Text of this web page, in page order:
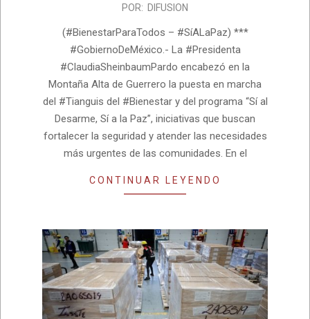
POR: DIFUSION
(#BienestarParaTodos – #SíALaPaz) ***
#GobiernoDeMéxico.- La #Presidenta
#ClaudiaSheinbaumPardo encabezó en la
Montaña Alta de Guerrero la puesta en marcha
del #Tianguis del #Bienestar y del programa “Sí al
Desarme, Sí a la Paz”, iniciativas que buscan
fortalecer la seguridad y atender las necesidades
más urgentes de las comunidades. En el
CONTINUAR LEYENDO